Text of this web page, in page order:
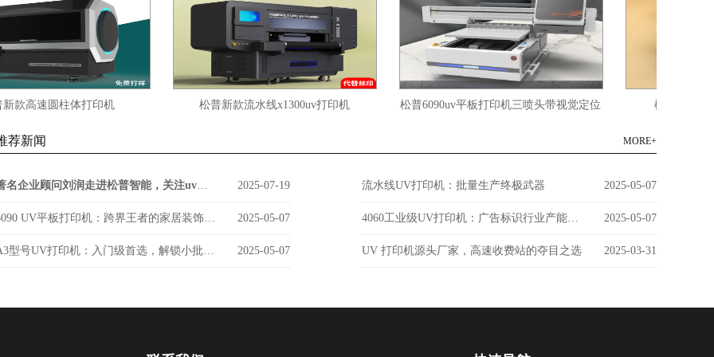
高速圆柱体打印机 松普新款流水线x1300uv打印机 松普6090uv平板打印机三喷头带视觉定位 松普4060uv平
荐新闻 MORE+
著名企业顾问刘润走进松普智能，关注uv印刷设备如何借京东智谷”上楼进化“ 2025-07-19 流水线UV打印机：批量生产终极武器 2025-05-07
6090 UV平板打印机：跨界王者的家居装饰新势力 2025-05-07 4060工业级UV打印机：广告标识行业产能革命者 2025-05-07
A3型号UV打印机：入门级首选，解锁小批量定制新商机 2025-05-07 UV 打印机源头厂家，高速收费站的夺目之选 2025-03-31